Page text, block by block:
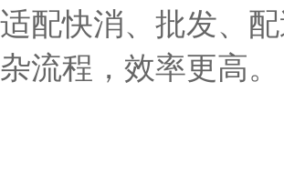
适配快消、批发、
杂流程，效率更高。